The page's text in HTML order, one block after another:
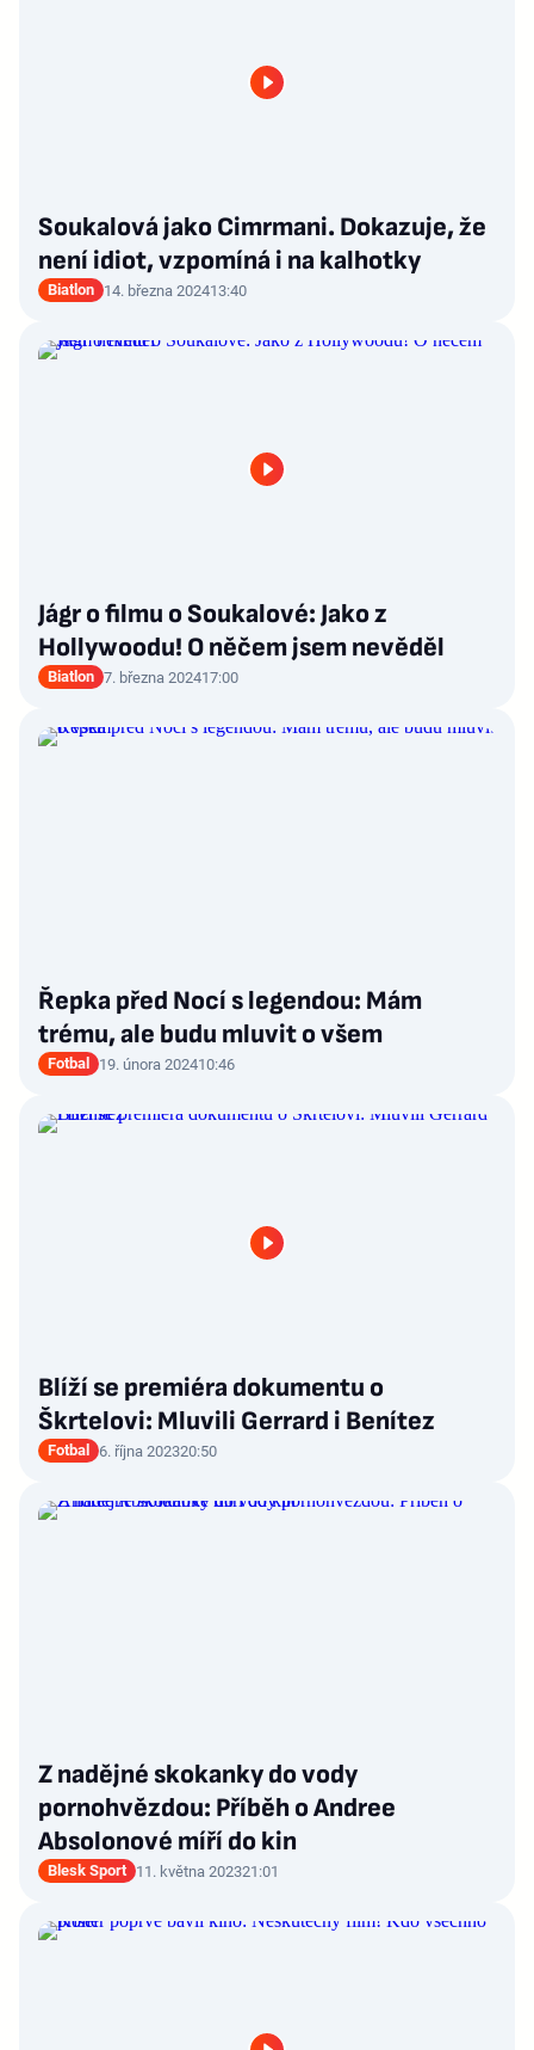
Soukalová jako Cimrmani. Dokazuje, že
není idiot, vzpomíná i na kalhotky
Biatlon 14. března 202413:40
Jágr o filmu o Soukalové: Jako z
Hollywoodu! O něčem jsem nevěděl
Biatlon 7. března 202417:00
Řepka před Nocí s legendou: Mám
trému, ale budu mluvit o všem
Fotbal 19. února 202410:46
Blíží se premiéra dokumentu o
Škrtelovi: Mluvili Gerrard i Benítez
Fotbal 6. října 202320:50
Z nadějné skokanky do vody
pornohvězdou: Příběh o Andree
Absolonové míří do kin
Blesk Sport 11. května 202321:01